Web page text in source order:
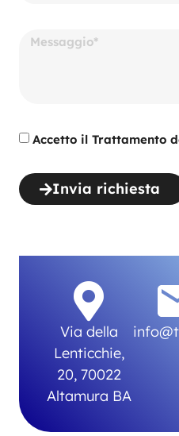
Accetto il Trattamento
Invia richiesta
Via della
Lenticchie,
20, 70022
Altamura BA